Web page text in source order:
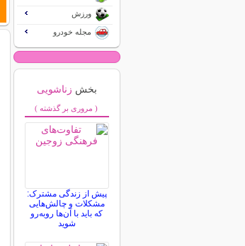
ورزش
مجله خودرو
بخش زناشویی
( مروری بر گذشته )
پیش از زندگی مشترک:
مشکلات و چالش‌هایی
که باید با آن‌ها روبه‌رو
شوید